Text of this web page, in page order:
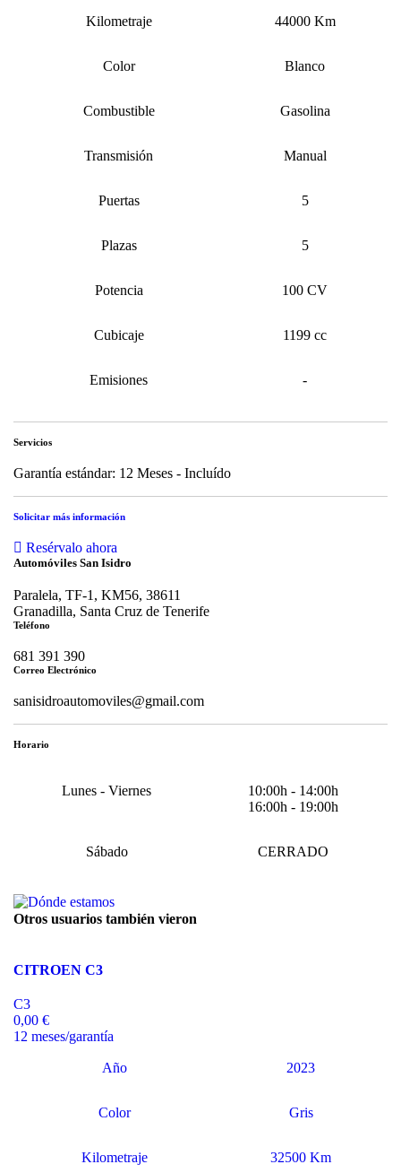
Kilometraje 44000 Km
Color Blanco
Combustible Gasolina
Transmisión Manual
Puertas 5
Plazas 5
Potencia 100 CV
Cubicaje 1199 cc
Emisiones -
Servicios
Garantía estándar: 12 Meses - Incluído
Solicitar más información
Resérvalo ahora
Automóviles San Isidro
Paralela, TF-1, KM56, 38611
Granadilla, Santa Cruz de Tenerife
Teléfono
681 391 390
Correo Electrónico
sanisidroautomoviles@gmail.com
Horario
Lunes - Viernes
10:00h - 14:00h
16:00h - 19:00h
Sábado CERRADO
Otros usuarios también vieron
CITROEN C3
C3
0,00 €
12 meses/garantía
Año 2023
Color Gris
Kilometraje 32500 Km